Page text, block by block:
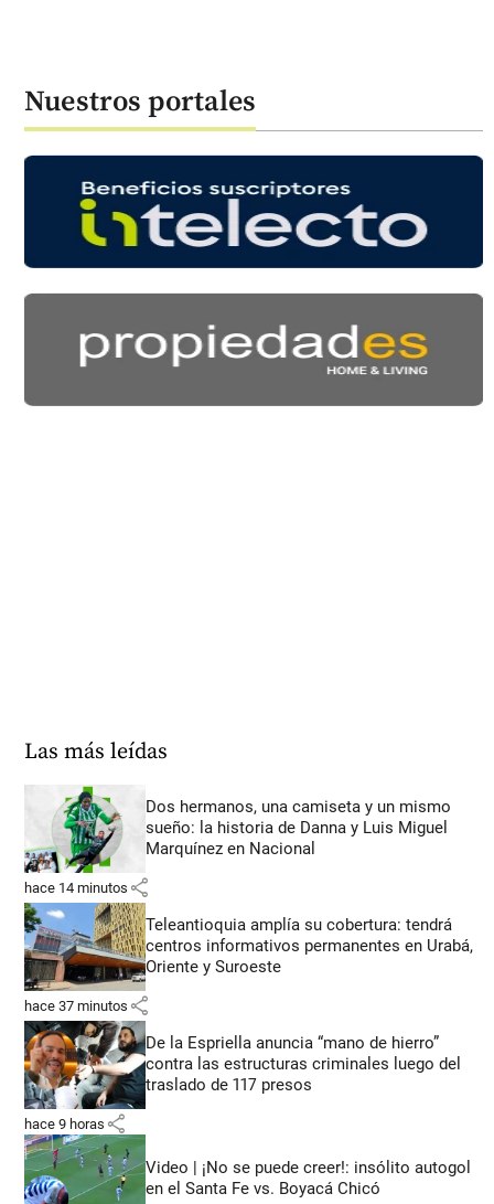
Nuestros portales
Las más leídas
Dos hermanos, una camiseta y un mismo
sueño: la historia de Danna y Luis Miguel
Marquínez en Nacional
hace 14 minutos share
Teleantioquia amplía su cobertura: tendrá
centros informativos permanentes en Urabá,
Oriente y Suroeste
hace 37 minutos share
De la Espriella anuncia “mano de hierro”
contra las estructuras criminales luego del
traslado de 117 presos
hace 9 horas share
Video | ¡No se puede creer!: insólito autogol
en el Santa Fe vs. Boyacá Chicó